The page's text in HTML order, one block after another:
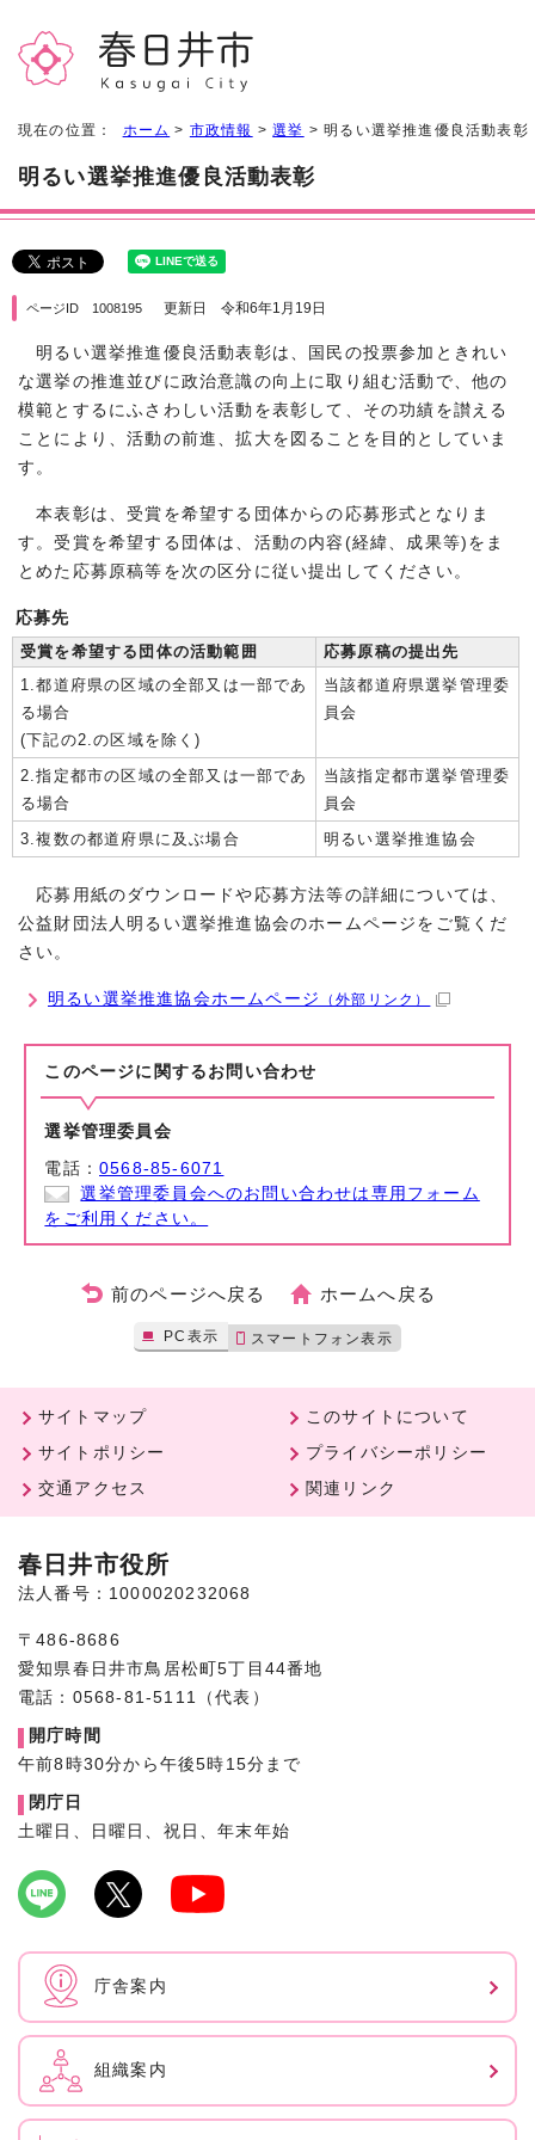
現在の位置： ホーム > 市政情報 >選挙 > 明るい選挙推進優良活動表彰
明るい選挙推進優良活動表彰
ページID 1008195 更新日 令和6年1月19日
明るい選挙推進優良活動表彰は、国民の投票参加ときれい
な選挙の推進並びに政治意識の向上に取り組む活動で、他の
模範とするにふさわしい活動を表彰して、その功績を讃える
ことにより、活動の前進、拡大を図ることを目的としていま
す。
本表彰は、受賞を希望する団体からの応募形式となりま
す。受賞を希望する団体は、活動の内容(経緯、成果等)をま
とめた応募原稿等を次の区分に従い提出してください。
応募先
受賞を希望する団体の活動範囲
応募原稿の提出先
1.都道府県の区域の全部又は一部であ
る場合
(下記の2.の区域を除く)
当該都道府県選挙管理委
員会
2.指定都市の区域の全部又は一部であ
る場合
当該指定都市選挙管理委
員会
3.複数の都道府県に及ぶ場合
明るい選挙推進協会
応募用紙のダウンロードや応募方法等の詳細については、
公益財団法人明るい選挙推進協会のホームページをご覧くだ
さい。
明るい選挙推進協会ホームページ （外部リンク）
このページに関する お問い合わせ
選挙管理委員会
電話：0568-85-6071
選挙管理委員会へのお問い合わせは専用フォーム
をご利用ください。
前のページへ戻る ホームへ戻る
PC表示 スマートフォン表示
サイトマップ
このサイトについて
サイトポリシー
プライバシーポリシー
交通アクセス
関連リンク
春日井市役所
法人番号：1000020232068
〒486-8686
愛知県春日井市鳥居松町5丁目44番地
電話：0568-81-5111（代表）
開庁時間
午前8時30分から午後5時15分まで
閉庁日
土曜日、日曜日、祝日、年末年始
庁舎案内
組織案内